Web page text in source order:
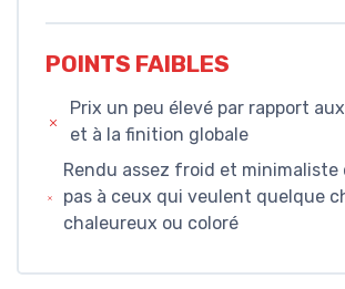
POINTS FAIBLES
Prix un peu élevé par rapport
et à la finition globale
Rendu assez froid et minimaliste
pas à ceux qui veulent quelque
chaleureux ou coloré